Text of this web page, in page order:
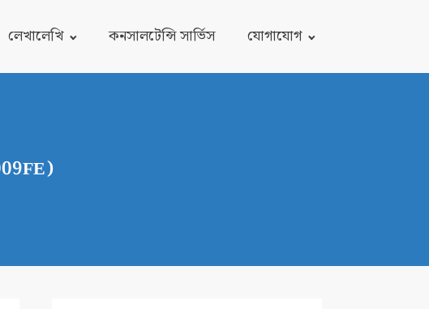
লেখালেখি কনসালটেন্সি সার্ভিস যোগাযোগ